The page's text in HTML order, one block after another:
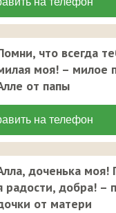
что всегда
моя! – милое
от папы
доченька
радости, добра! –
от матери